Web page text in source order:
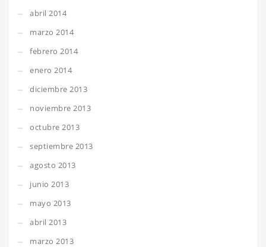
abril 2014
marzo 2014
febrero 2014
enero 2014
diciembre 2013
noviembre 2013
octubre 2013
septiembre 2013
agosto 2013
junio 2013
mayo 2013
abril 2013
marzo 2013